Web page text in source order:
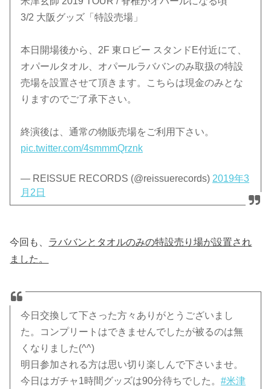
3/2 大阪グッズ「特設売場」
本日開場後から、2F 東ロビー スタンドE付近にて、
オパールタオル、オパールラババンのみ取扱の特設
売場を設置させて頂きます。こちらは現金のみとな
りますのでご了承下さい。
終演後は、通常の物販売場をご利用下さい。
pic.twitter.com/4smmmQrznk
— REISSUE RECORDS (@reissuerecords) 2019年3
月2日
今回も、 ラババンとタオルのみの特設売り場が設置され
ました。
今日交換して下さった方々ありがとうございまし
た。コンプリートはできませんでしたが被るのは無
くなりました(^^)
明日参加される方は思い切り楽しんで下さいませ。
今日はガチャ1時間グッズは90分待ちでした。#米津